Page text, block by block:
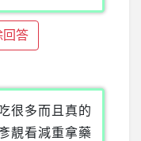
回答
很多而且真的
靚看減重拿藥